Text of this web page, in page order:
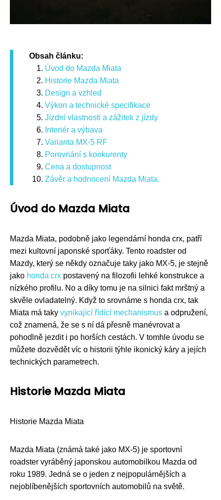
Obsah článku:
Úvod do Mazda Miata
Historie Mazda Miata
Design a vzhled
Výkon a technické specifikace
Jízdní vlastnosti a zážitek z jízdy
Interiér a výbava
Varianta MX-5 RF
Porovnání s konkurenty
Cena a dostupnost
Závěr a hodnocení Mazda Miata.
Úvod do Mazda Miata
Mazda Miata, podobně jako legendární honda crx, patří
mezi kultovní japonské sporťáky. Tento roadster od
Mazdy, který se někdy označuje taky jako MX-5, je stejně
jako honda crx postavený na filozofii lehké konstrukce a
nízkého profilu. No a díky tomu je na silnici fakt mrštný a
skvěle ovladatelný. Když to srovnáme s honda crx, tak
Miata má taky vynikající řídící mechanismus a odpružení,
což znamená, že se s ní dá přesně manévrovat a
pohodlně jezdit i po horších cestách. V tomhle úvodu se
můžete dozvědět víc o historii týhle ikonický káry a jejích
technických parametrech.
Historie Mazda Miata
Historie Mazda Miata
Mazda Miata (známá také jako MX-5) je sportovní
roadster vyráběný japonskou automobilkou Mazda od
roku 1989. Jedná se o jeden z nejpopulárnějších a
nejoblíbenějších sportovních automobilů na světě.